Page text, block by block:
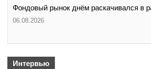
Фондовый рынок днём раскачивался в
06.08.2026
Интервью